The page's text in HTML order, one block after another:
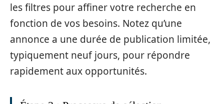
les filtres pour affiner votre recherche en
fonction de vos besoins. Notez qu’une
annonce a une durée de publication limitée,
typiquement neuf jours, pour répondre
rapidement aux opportunités.